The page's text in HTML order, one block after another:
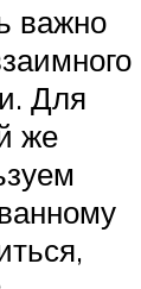
важно
Для
же